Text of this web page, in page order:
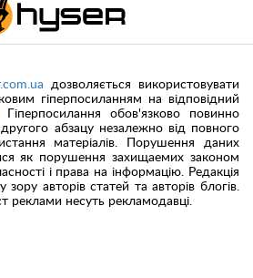
дозволяється використовувати
гіперпосиланням на відповідний
Гіперпосилання обов'язково повинно
абзацу незалежно від повного
матеріалів. Порушення даних
як порушення захищаемих законом
і права на інформацію. Редакція
авторів статей та авторів блогів.
реклами несуть рекламодавці.